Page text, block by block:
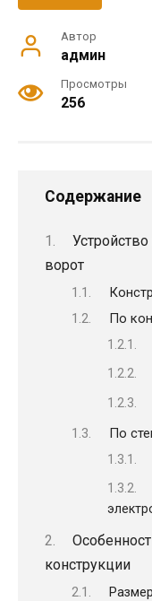
Автор
админ
Просмотры
256
Содержание
ворот
По
По
конструкции